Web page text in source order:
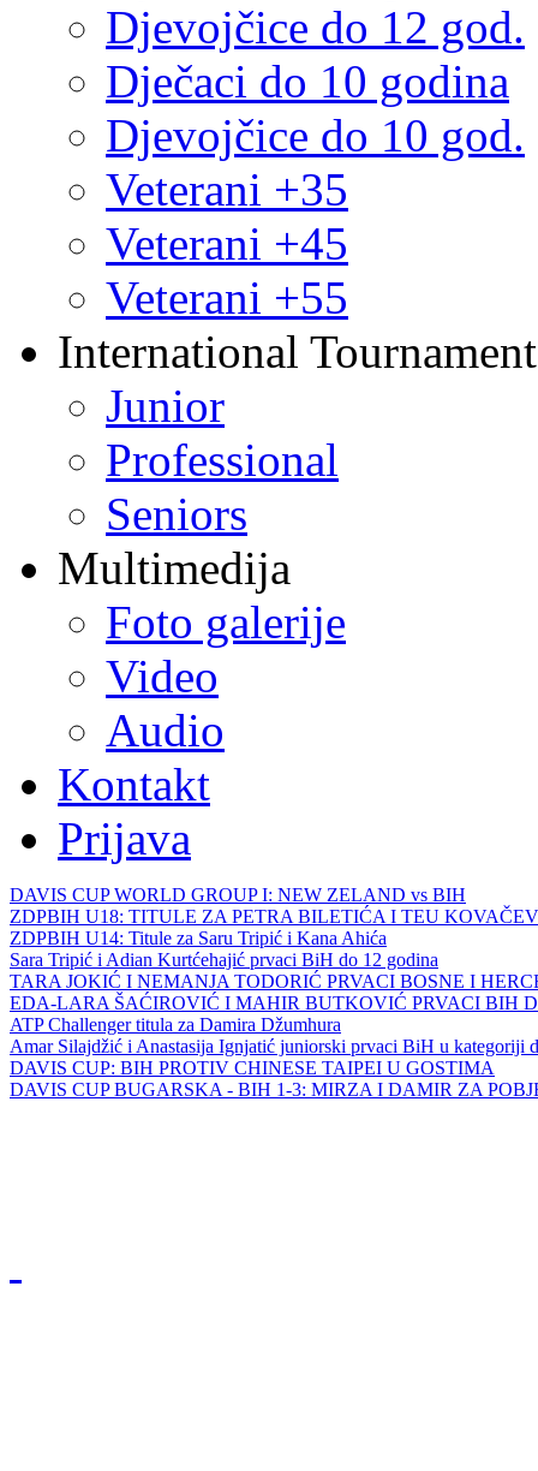
Djevojčice do 12 god.
Dječaci do 10 godina
Djevojčice do 10 god.
Veterani +35
Veterani +45
Veterani +55
International
Junior
Professional
Seniors
Multimedija
Foto galerije
Video
Audio
Kontakt
Prijava
DAVIS CUP WORLD GROUP I: NEW ZELAND vs BIH
ZDPBIH U18: TITULE ZA PETRA BILETIĆA I TEU
ZDPBIH U14: Titule za Saru Tripić i Kana Ahića
Sara Tripić i Adian Kurtćehajić prvaci BiH do 12 godina
TARA JOKIĆ I NEMANJA TODORIĆ PRVACI BOSNE I
EDA-LARA ŠAĆIROVIĆ I MAHIR BUTKOVIĆ PRVACI BIH
ATP Challenger titula za Damira Džumhura
Amar Silajdžić i Anastasija Ignjatić juniorski prvaci BiH u kategoriji
DAVIS CUP: BIH PROTIV CHINESE TAIPEI U GOSTIMA
DAVIS CUP BUGARSKA - BIH 1-3: MIRZA I DAMIR ZA